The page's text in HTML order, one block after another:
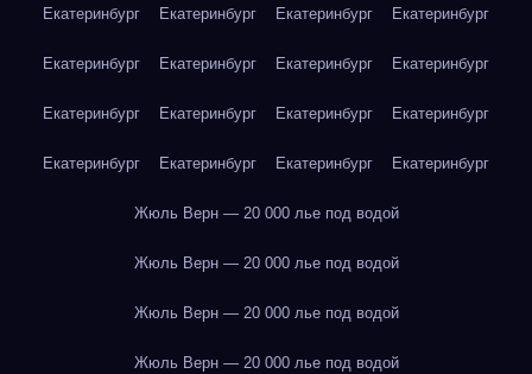
Екатеринбург Екатеринбург Екатеринбург Екатеринбург
Екатеринбург Екатеринбург Екатеринбург Екатеринбург
Екатеринбург Екатеринбург Екатеринбург Екатеринбург
Екатеринбург Екатеринбург Екатеринбург Екатеринбург
Жюль Верн — 20 000 лье под водой
Жюль Верн — 20 000 лье под водой
Жюль Верн — 20 000 лье под водой
Жюль Верн — 20 000 лье под водой